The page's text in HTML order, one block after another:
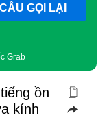
Grab
ồn
kính